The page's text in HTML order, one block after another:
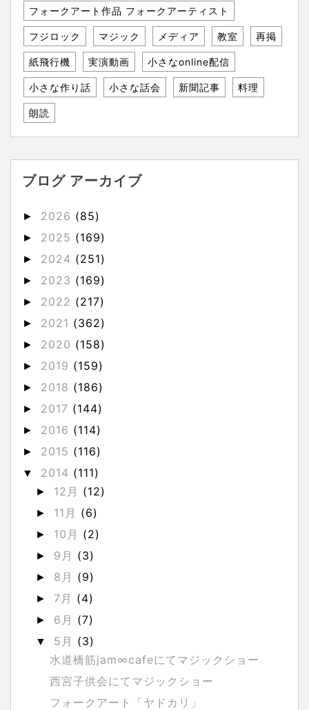
フォークアート作品 フォークアーティスト
フジロック マジック メディア 教室 再掲
紙飛行機 実演動画 小さなonline配信
小さな作り話 小さな話会 新聞記事 料理
朗読
ブログ アーカイブ
► 2026 (85)
► 2025 (169)
► 2024 (251)
► 2023 (169)
► 2022 (217)
► 2021 (362)
► 2020 (158)
► 2019 (159)
► 2018 (186)
► 2017 (144)
► 2016 (114)
► 2015 (116)
▼ 2014 (111)
► 12月 (12)
► 11月 (6)
► 10月 (2)
► 9月 (3)
► 8月 (9)
► 7月 (4)
► 6月 (7)
▼ 5月 (3)
水道橋筋jam∞cafeにてマジックショー
西宮子供会にてマジックショー
フォークアート「ヤドカリ」